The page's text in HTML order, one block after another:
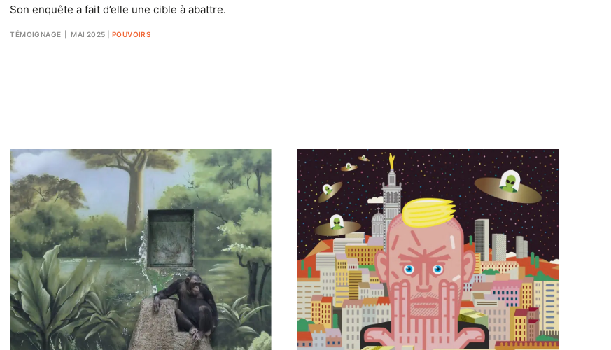
Son enquête a fait d’elle une cible à abattre.
TÉMOIGNAGE | MAI 2025 POUVOIRS